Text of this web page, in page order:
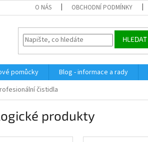
O NÁS OBCHODNÍ PODMÍNKY
HLEDAT
pomůcky Blog - informace a rady
čistidla
produkty